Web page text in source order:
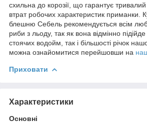
схильна до корозії, що гарантує
втрат робочих характеристик приманки.
блешню Себель рекомендується всім
риби з льоду, так як вона відмінно
стоячих водойм, так і більшості річок
можна ознайомитися перейшовши на
Приховати
Характеристики
Основні